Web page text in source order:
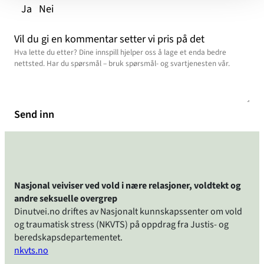
Ja Nei
Vil du gi en kommentar setter vi pris på det
Send inn
Nasjonal veiviser ved vold i nære relasjoner, voldtekt og
andre seksuelle overgrep
Dinutvei.no driftes av Nasjonalt kunnskapssenter om vold
og traumatisk stress (NKVTS) på oppdrag fra Justis- og
beredskapsdepartementet.
nkvts.no